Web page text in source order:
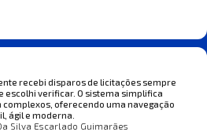
recebi disparos de licitações sempre
escolhi verificar. O sistema simplifica
oferecendo uma navegação
ágil e moderna.
Silva Escarlado Guimarães